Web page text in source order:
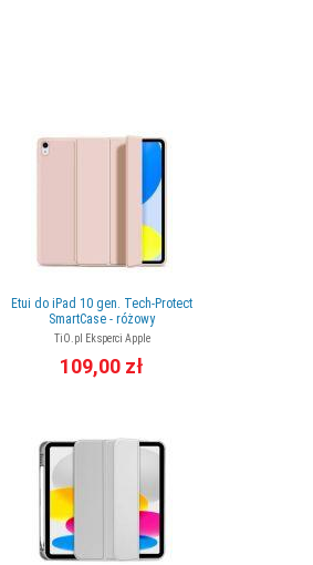
Etui do iPad 10 gen. Tech-Protect
SmartCase - różowy
TiO.pl Eksperci Apple
109,00 zł